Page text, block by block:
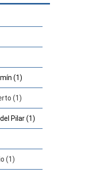
(1)
(1)
Pilar (1)
(1)